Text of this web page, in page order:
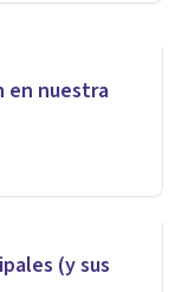
en nuestra
(y sus